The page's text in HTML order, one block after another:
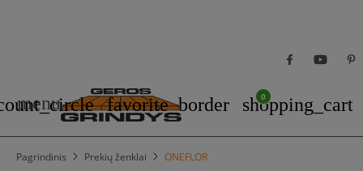
menu favorite_border shopping_cart
0
Pagrindinis Prekių ženklai ONEFLOR